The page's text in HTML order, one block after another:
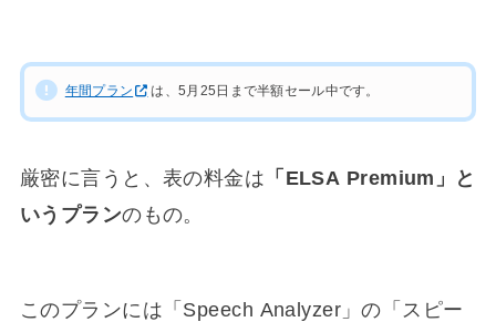
年間プラン は、5月25日まで半額セール中です。
厳密に言うと、表の料金は 「ELSA Premium」と
いうプランのもの。
このプランには「Speech Analyzer」の「スピー